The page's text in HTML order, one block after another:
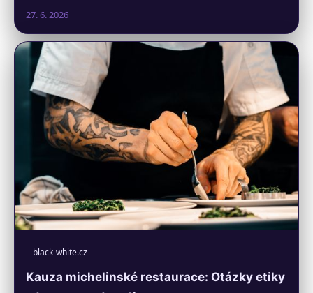
27. 6. 2026
black-white.cz
Kauza michelinské restaurace: Otázky etiky